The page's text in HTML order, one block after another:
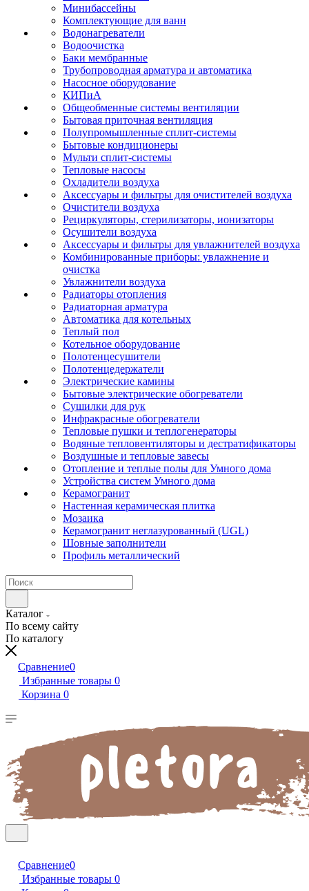
Минибассейны
Комплектующие для ванн
Водонагреватели
Водоочистка
Баки мембранные
Трубопроводная арматура и автоматика
Насосное оборудование
КИПиА
Общеобменные системы вентиляции
Бытовая приточная вентиляция
Полупромышленные сплит-системы
Бытовые кондиционеры
Мульти сплит-системы
Тепловые насосы
Охладители воздуха
Аксессуары и фильтры для очистителей воздуха
Очистители воздуха
Рециркуляторы, стерилизаторы, ионизаторы
Осушители воздуха
Аксессуары и фильтры для увлажнителей воздуха
Комбинированные приборы: увлажнение и
очистка
Увлажнители воздуха
Радиаторы отопления
Радиаторная арматура
Автоматика для котельных
Теплый пол
Котельное оборудование
Полотенцесушители
Полотенцедержатели
Электрические камины
Бытовые электрические обогреватели
Сушилки для рук
Инфракрасные обогреватели
Тепловые пушки и теплогенераторы
Водяные тепловентиляторы и дестратификаторы
Воздушные и тепловые завесы
Отопление и теплые полы для Умного дома
Устройства систем Умного дома
Керамогранит
Настенная керамическая плитка
Мозаика
Керамогранит неглазурованный (UGL)
Шовные заполнители
Профиль металлический
Каталог
По всему сайту
По каталогу
Сравнение0
Избранные товары 0
Корзина 0
Сравнение0
Избранные товары 0